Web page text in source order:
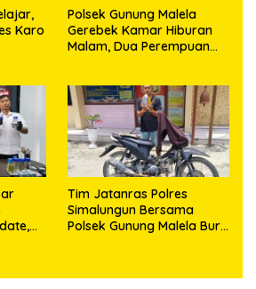
Karo
Polsek Gunung Malela
Gerebek Kamar Hiburan
Malam, Dua Perempuan
Tim Jatanras Polres
Simalungun Bersama
Polsek Gunung Malela Buru